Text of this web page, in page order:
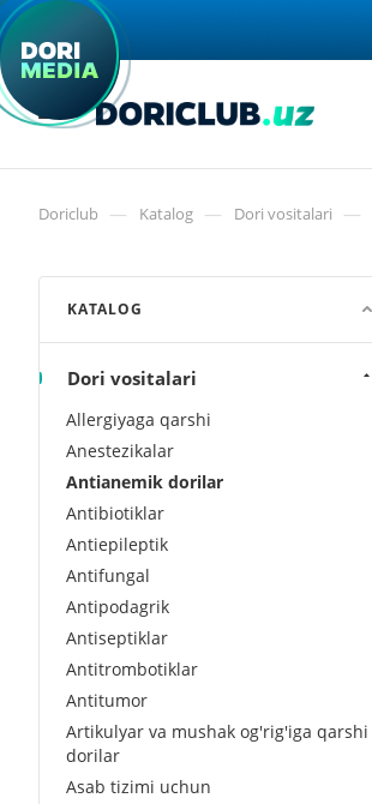
Doriclub — Katalog — Dori vositalari —
KATALOG
Dori vositalari
Allergiyaga qarshi
Anestezikalar
Antianemik dorilar
Antibiotiklar
Antiepileptik
Antifungal
Antipodagrik
Antiseptiklar
Antitrombotiklar
Antitumor
Artikulyar va mushak og'rig'iga qarshi
dorilar
Asab tizimi uchun